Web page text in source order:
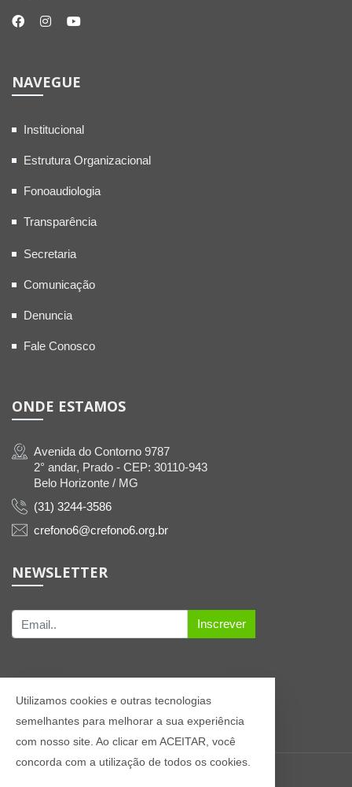
NAVEGUE
Institucional
Estrutura Organizacional
Fonoaudiologia
Transparência
Secretaria
Comunicação
Denuncia
Fale Conosco
ONDE ESTAMOS
Avenida do Contorno 9787
2° andar, Prado - CEP: 30110-943
Belo Horizonte / MG
(31) 3244-3586
crefono6@crefono6.org.br
NEWSLETTER
Inscrever
Utilizamos cookies e outras tecnologias
semelhantes para melhorar a sua experiência
com nosso site. Ao clicar em ACEITAR, você
concorda com a utilização de todos os cookies.